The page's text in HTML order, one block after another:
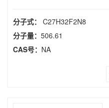
分子式： C27H32F2N8
分子量： 506.61
CAS号： NA